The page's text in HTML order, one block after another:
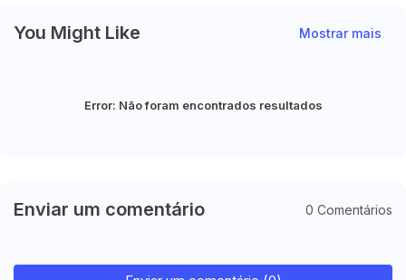
You Might Like Mostrar mais
Error: Não foram encontrados resultados
Enviar um comentário 0 Comentários